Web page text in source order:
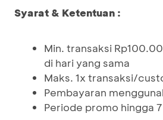
Syarat & Ketentuan :
Min. transaksi
di hari yang sama
Maks. 1x transaksi/
Pembayaran
Periode promo hingga